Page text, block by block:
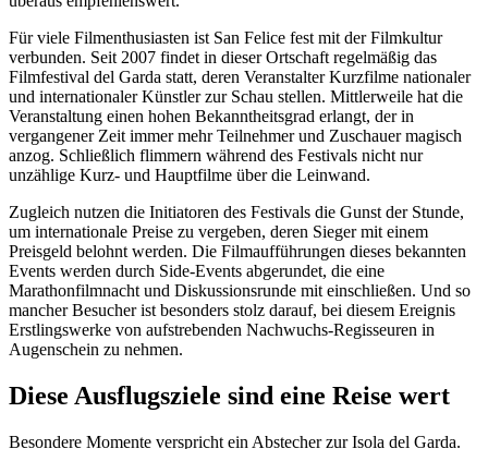
Für viele Filmenthusiasten ist San Felice fest mit der Filmkultur
verbunden. Seit 2007 findet in dieser Ortschaft regelmäßig das
Filmfestival del Garda statt, deren Veranstalter Kurzfilme nationaler
und internationaler Künstler zur Schau stellen. Mittlerweile hat die
Veranstaltung einen hohen Bekanntheitsgrad erlangt, der in
vergangener Zeit immer mehr Teilnehmer und Zuschauer magisch
anzog. Schließlich flimmern während des Festivals nicht nur
unzählige Kurz- und Hauptfilme über die Leinwand.
Zugleich nutzen die Initiatoren des Festivals die Gunst der Stunde,
um internationale Preise zu vergeben, deren Sieger mit einem
Preisgeld belohnt werden. Die Filmaufführungen dieses bekannten
Events werden durch Side-Events abgerundet, die eine
Marathonfilmnacht und Diskussionsrunde mit einschließen. Und so
mancher Besucher ist besonders stolz darauf, bei diesem Ereignis
Erstlingswerke von aufstrebenden Nachwuchs-Regisseuren in
Augenschein zu nehmen.
Diese Ausflugsziele sind eine Reise wert
Besondere Momente verspricht ein Abstecher zur Isola del Garda.